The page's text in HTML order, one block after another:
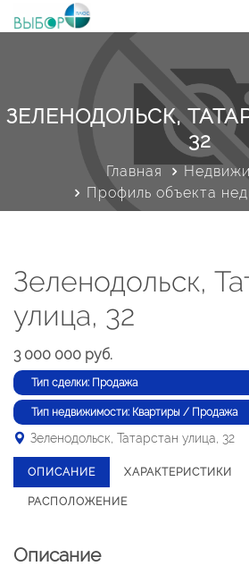
ЗЕЛЕНОДОЛЬСК,
32
Главная
Профиль объекта
Зеленодольск,
улица, 32
3 000 000 руб.
Тип сделки: Продажа
Тип недвижимости: Квартиры / Продажа
Зеленодольск, Татарстан улица, 32
ОПИСАНИЕ ХАРАКТЕРИСТИКИ
РАСПОЛОЖЕНИЕ
Описание